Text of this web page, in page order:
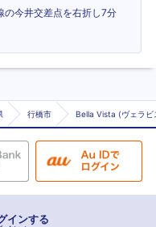
の今井交差点を右折し7分
行橋市 Bella Vista (ヴェラビ
インする